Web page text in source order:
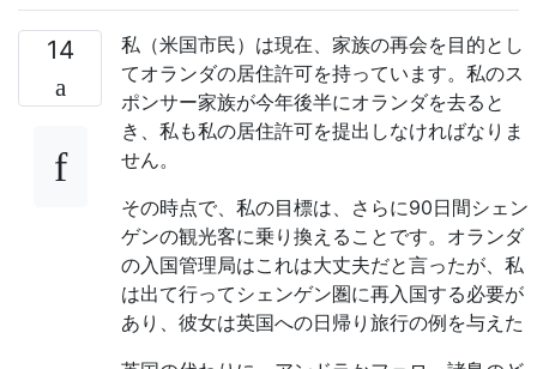
14
私（米国市民）は現在、家族の再会を目的とし
てオランダの居住許可を持っています。私のス
ポンサー家族が今年後半にオランダを去ると
き、私も私の居住許可を提出しなければなりま
せん。
その時点で、私の目標は、さらに90日間シェン
ゲンの観光客に乗り換えることです。オランダ
の入国管理局はこれは大丈夫だと言ったが、私
は出て行ってシェンゲン圏に再入国する必要が
あり、彼女は英国への日帰り旅行の例を与えた